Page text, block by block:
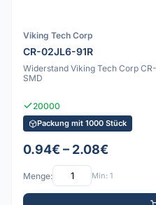
Viking Tech Corp
CR-02JL6-91R
Widerstand Viking Tech Corp
SMD
20000
Packung mit 1000 Stück
0.94€ – 2.08€
Menge: Min: 1